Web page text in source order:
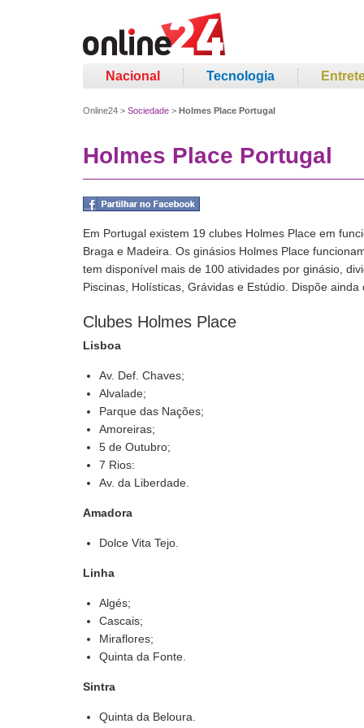
Nacional Tecnologia
Online24 > Sociedade > Holmes Place Portugal
Holmes Place Portugal
Em Portugal existem 19 clubes Holmes Place em
Braga e Madeira. Os ginásios Holmes Place
tem disponível mais de 100 atividades por ginásio,
Piscinas, Holísticas, Grávidas e Estúdio. Dispõe
Clubes Holmes Place
Lisboa
Av. Def. Chaves;
Alvalade;
Parque das Nações;
Amoreiras;
5 de Outubro;
7 Rios:
Av. da Liberdade.
Amadora
Dolce Vita Tejo.
Linha
Algés;
Cascais;
Miraflores;
Quinta da Fonte.
Sintra
Quinta da Beloura.